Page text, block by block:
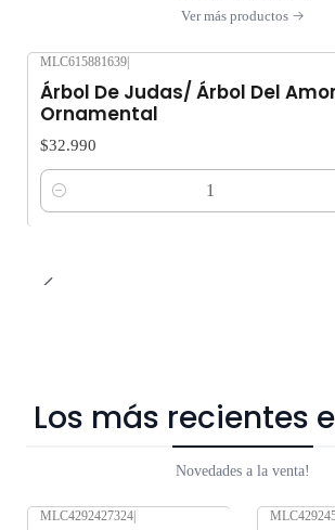
Ver más productos
MLC615881639
Árbol De Judas/ Árbol Del
Ornamental
$32.990
Cantidad
Los más recientes
Novedades a la venta!
MLC4292427324|